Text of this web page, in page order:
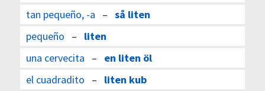
tan pequeño, -a – så liten
pequeño – liten
una cervecita – en liten öl
el cuadradito – liten kub